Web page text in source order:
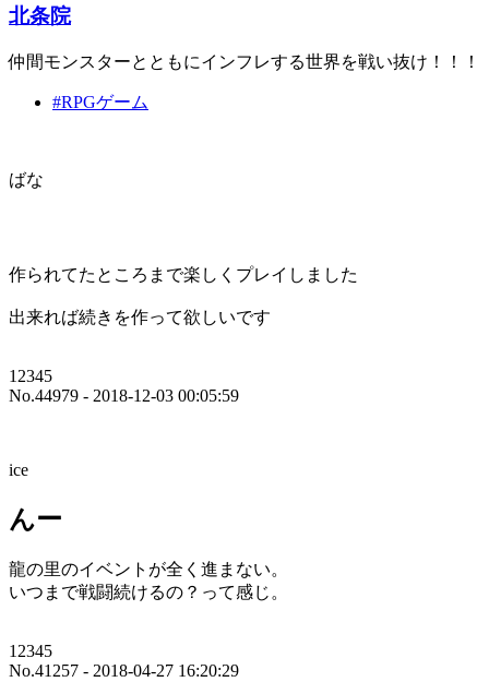
北条院
仲間モンスターとともにインフレする世界を戦い抜け！！！
#RPGゲーム
ばな
作られてたところまで楽しくプレイしました
出来れば続きを作って欲しいです
12345
No.44979 - 2018-12-03 00:05:59
ice
んー
龍の里のイベントが全く進まない。
いつまで戦闘続けるの？って感じ。
12345
No.41257 - 2018-04-27 16:20:29